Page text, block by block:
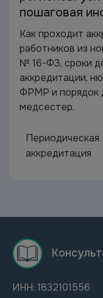
пошаговая
Как проходит
работников из
№ 16-ФЗ, сроки
аккредитации,
ФРМР и порядок
медсестер.
Периодическая
аккредитация
ИНН: 1832101556